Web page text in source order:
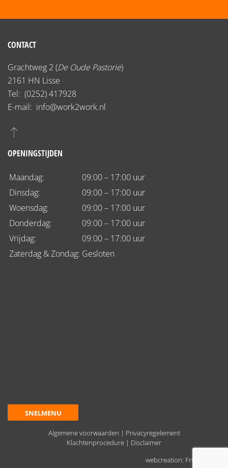
CONTACT
Grachtweg 2 (De Oude Pastorie)
2161 HN Lisse
Tel: (0252) 417928
E-mail: info@work2work.nl
OPENINGSTIJDEN
Maandag:
09:00 – 17:00 uur
Dinsdag:
09:00 – 17:00 uur
Woensdag:
09:00 – 17:00 uur
Donderdag:
09:00 – 17:00 uur
Vrijdag:
09:00 – 17:00 uur
Zaterdag & Zondag: Gesloten
SNELMENU
Algemene voorwaarden | Privacyregelement
Klachtenprocedure | Disclaimer
webcreation: Free Design